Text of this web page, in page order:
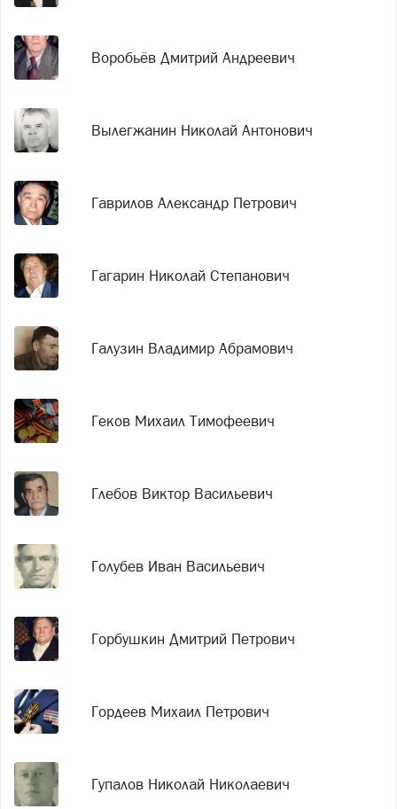
Воробьёв Дмитрий Андреевич
Вылегжанин Николай Антонович
Гаврилов Александр Петрович
Гагарин Николай Степанович
Галузин Владимир Абрамович
Геков Михаил Тимофеевич
Глебов Виктор Васильевич
Голубев Иван Васильевич
Горбушкин Дмитрий Петрович
Гордеев Михаил Петрович
Гупалов Николай Николаевич